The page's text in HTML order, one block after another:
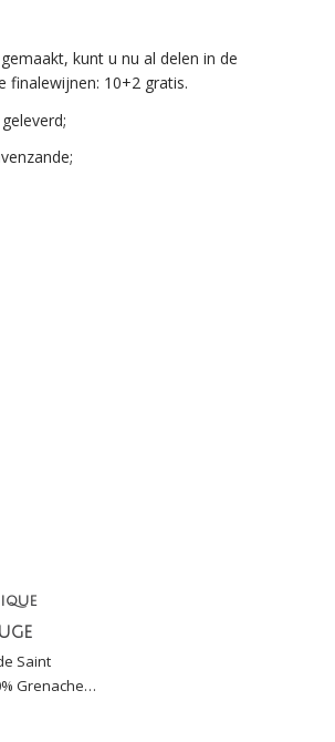
kunt u nu al delen in de
10+2 gratis.
Saint
Grenache
huiswijn